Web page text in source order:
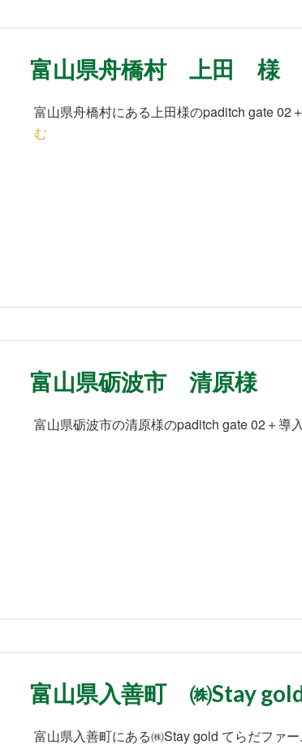
富山県舟橋村 上田 様
富山県舟橋村にある上田様のpaditch gate
む
富山県砺波市 清原様
富山県砺波市の清原様のpaditch gate 02＋
富山県入善町 ㈱Stay
富山県入善町にある㈱Stay gold てらだファ